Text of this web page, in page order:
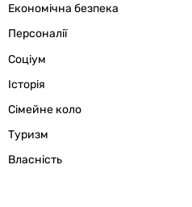
Економічна безпека
Персоналії
Соціум
Історія
Сімейне коло
Туризм
Власність